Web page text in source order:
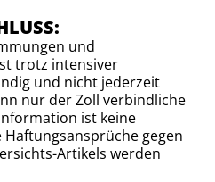
und
trotz intensiver
und nicht jederzeit
nur der Zoll verbindliche
ist keine
Haftungsansprüche gegen
Artikels werden